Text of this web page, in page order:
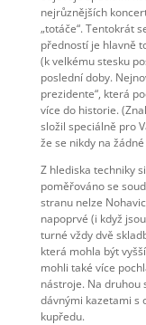
nejrůznějších
„totáče“. Tentokrát
předností je hlavně
(k velkému stesku
poslední doby.
prezidente“, která
více do historie.
složil speciálně pro
že se nikdy na
Z hlediska techniky
poměřováno se
stranu nelze
napoprvé (i když
turné vždy dvě
která mohla být
mohli také více
nástroje. Na druhou
dávnými kazetami s
kupředu.